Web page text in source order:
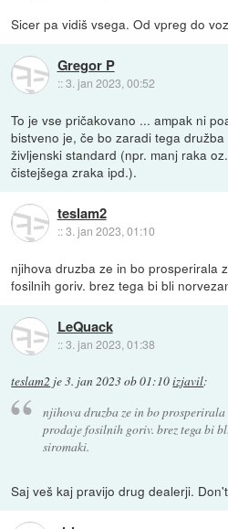
Sicer pa vidiš vsega. Od vpreg do
Gregor P
::3. jan 2023, 00:52
To je vse pričakovano ... ampak ni
bistveno je, če bo zaradi tega
življenski standard (npr. manj raka
čistejšega zraka ipd.).
teslam2
::3. jan 2023, 01:10
njihova druzba ze in bo prosperirala
fosilnih goriv. brez tega bi bli
LeQuack
::3. jan 2023, 01:38
teslam2 je3. jan 2023 ob 01:10izjavil:
njihova druzba ze in bo
prodaje fosilnih goriv. brez tega bi
siromaki.
Saj veš kaj pravijo drug dealerji.